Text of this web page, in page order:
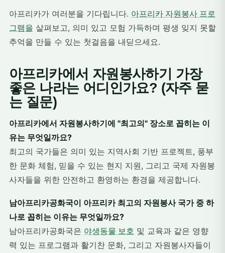
아프리카가 여러분을 기다립니다. 아프리카 자원봉사 프로
그램을 살펴보고, 의미 있고 모험 가득하며 평생 잊지 못할
추억을 만들 수 있는 첫걸음을 내딛으세요.
아프리카에서 자원봉사하기 가장
좋은 나라는 어디인가요? (자주 묻
는 질문)
아프리카에서 자원봉사하기에 "최고의" 장소로 꼽히는 이
유는 무엇일까요?
최고의 국가들은 의미 있는 지역사회 기반 프로젝트, 풍부
한 문화 체험, 믿을 수 있는 현지 지원, 그리고 국제 자원봉
사자들을 위한 안전하고 환영하는 환경을 제공합니다.
남아프리카공화국이 아프리카 최고의 자원봉사 국가 중 하
나로 꼽히는 이유는 무엇일까요?
남아프리카공화국은 야생동물 보호 및 교육과 같은 영향
력 있는 프로그램과 활기찬 문화, 그리고 자원봉사자들이